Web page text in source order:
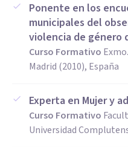
Ponente en los
municipales del
violencia de género
Curso Formativo
Madrid (2010), España
Experta en Mujer y
Curso Formativo
Universidad